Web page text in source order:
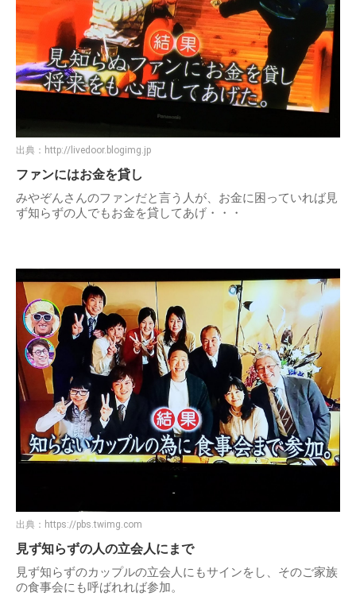
出典： http://livedoor.blogimg.jp
ファンにはお金を貸し
みやぞんさんのファンだと言う人が、お金に困っていれば見
ず知らずの人でもお金を貸してあげ・・・
出典： https://pbs.twimg.com
見ず知らずの人の立会人にまで
見ず知らずのカップルの立会人にもサインをし、そのご家族
の食事会にも呼ばれれば参加。